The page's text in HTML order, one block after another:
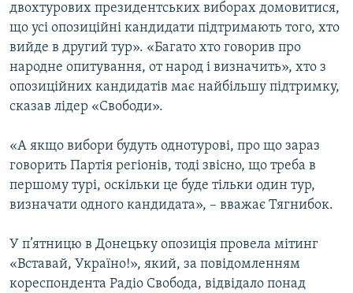
двохтурових президентських виборах домовитися,
що усі опозиційні кандидати підтримають того, хто
вийде в другий тур». «Багато хто говорив про
народне опитування, от народ і визначить», хто з
опозиційних кандидатів має найбільшу підтримку,
сказав лідер «Свободи».
«А якщо вибори будуть однотурові, про що зараз
говорить Партія регіонів, тоді звісно, що треба в
першому турі, оскільки це буде тільки один тур,
визначати одного кандидата», – вважає Тягнибок.
У п’ятницю в Донецьку опозиція провела мітинг
«Вставай, Україно!», який, за повідомленням
кореспондента Радіо Свобода, відвідало понад